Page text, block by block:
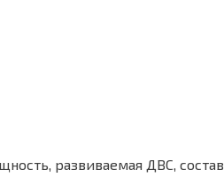
развиваемая ДВС,